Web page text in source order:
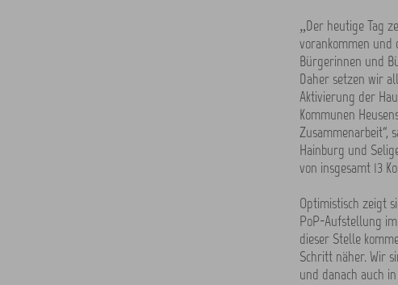
„Der heutige Tag
vorankommen und
Bürgerinnen und
Daher setzen wir
Aktivierung der
Kommunen
Zusammenarbeit“,
Hainburg und
von insgesamt 13
Optimistisch zeigt
PoP-Aufstellung
dieser Stelle
Schritt näher. Wir
und danach auch